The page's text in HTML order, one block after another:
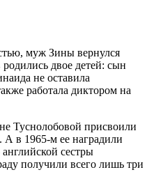
муж Зины вернулся
двое детей: сын
не оставила
работала диктором на
Туснолобовой присвоили
А в 1965-м ее наградили
сестры
получили всего лишь три